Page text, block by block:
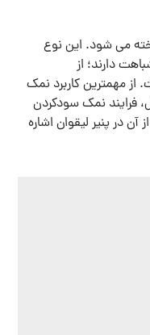
می شود. این نوع
دارند؛ از
از مهمترین کاربرد نمک
فرایند نمک سودکردن
در پنیر لیقوان اشاره